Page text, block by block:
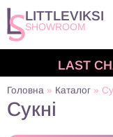
LITTLEVIKSI
SHOWROOM
LAST
Головна » Каталог »
Сукні